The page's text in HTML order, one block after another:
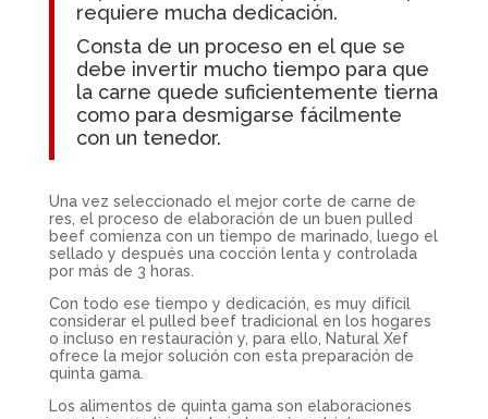
requiere mucha dedicación.
Consta de un proceso en el que se
debe invertir mucho tiempo para que
la carne quede suficientemente tierna
como para desmigarse fácilmente
con un tenedor.
Una vez seleccionado el mejor corte de carne de
res, el proceso de elaboración de un buen pulled
beef comienza con un tiempo de marinado, luego el
sellado y después una cocción lenta y controlada
por más de 3 horas.
Con todo ese tiempo y dedicación, es muy difícil
considerar el pulled beef tradicional en los hogares
o incluso en restauración y, para ello, Natural Xef
ofrece la mejor solución con esta preparación de
quinta gama.
Los alimentos de quinta gama son elaboraciones